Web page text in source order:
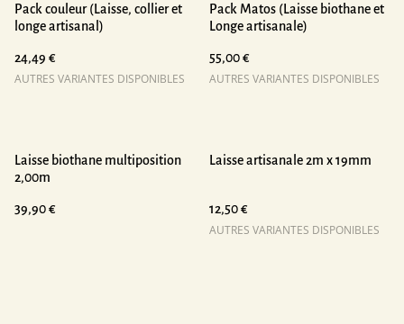
Pack couleur (Laisse, collier et
longe artisanal)
24,49 €
AUTRES VARIANTES DISPONIBLES
Pack Matos (Laisse biothane et
Longe artisanale)
55,00 €
AUTRES VARIANTES DISPONIBLES
Laisse biothane multiposition
2,00m
39,90 €
Laisse artisanale 2m x 19mm
12,50 €
AUTRES VARIANTES DISPONIBLES